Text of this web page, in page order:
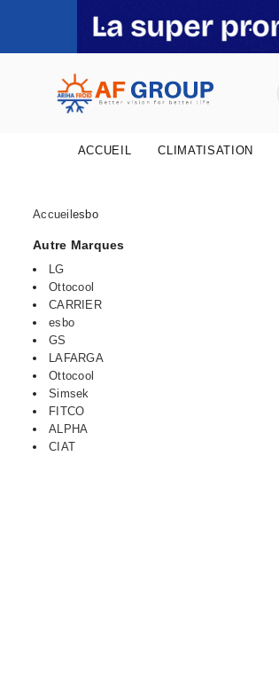
ACCUEIL CLIMATISATION
Accueil esbo
Autre Marques
LG
Ottocool
CARRIER
esbo
GS
LAFARGA
Ottocool
Simsek
FITCO
ALPHA
CIAT
•
•